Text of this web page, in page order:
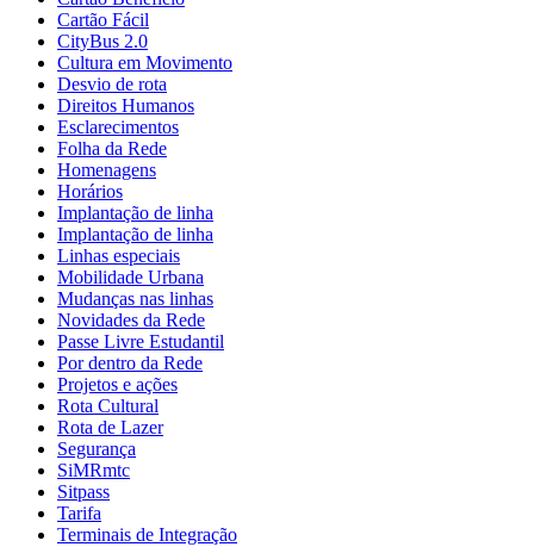
Cartão Fácil
CityBus 2.0
Cultura em Movimento
Desvio de rota
Direitos Humanos
Esclarecimentos
Folha da Rede
Homenagens
Horários
Implantação de linha
Implantação de linha
Linhas especiais
Mobilidade Urbana
Mudanças nas linhas
Novidades da Rede
Passe Livre Estudantil
Por dentro da Rede
Projetos e ações
Rota Cultural
Rota de Lazer
Segurança
SiMRmtc
Sitpass
Tarifa
Terminais de Integração